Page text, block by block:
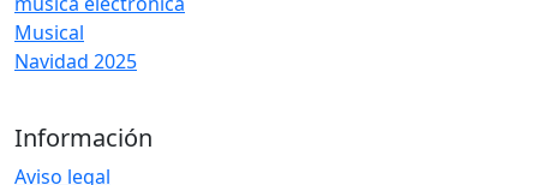
Musical
Navidad 2025
Información
Aviso legal